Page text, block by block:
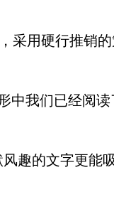
采用硬行推销
我们已经阅
趣的文字更能